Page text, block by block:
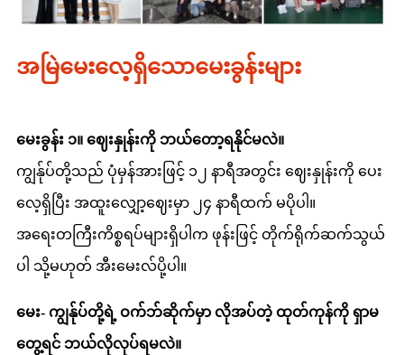
အမြဲမေးလေ့ရှိသောမေးခွန်းများ
မေးခွန်း ၁။ ဈေးနှုန်းကို ဘယ်တော့ရနိုင်မလဲ။
ကျွန်ုပ်တို့သည် ပုံမှန်အားဖြင့် ၁၂ နာရီအတွင်း ဈေးနှုန်းကို ပေး
လေ့ရှိပြီး အထူးလျှော့ဈေးမှာ ၂၄ နာရီထက် မပိုပါ။
အရေးတကြီးကိစ္စရပ်များရှိပါက ဖုန်းဖြင့် တိုက်ရိုက်ဆက်သွယ်
ပါ သို့မဟုတ် အီးမေးလ်ပို့ပါ။
မေး- ကျွန်ုပ်တို့ရဲ့ ဝက်ဘ်ဆိုက်မှာ လိုအပ်တဲ့ ထုတ်ကုန်ကို ရှာမ
တွေ့ရင် ဘယ်လိုလုပ်ရမလဲ။